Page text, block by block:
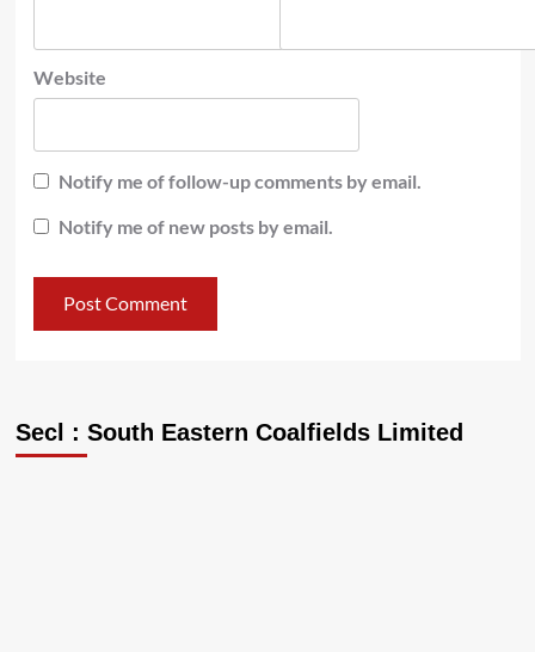
Website
Notify me of follow-up comments by email.
Notify me of new posts by email.
Secl : South Eastern Coalfields Limited